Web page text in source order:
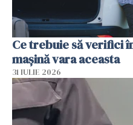
Ce trebuie să verifici
mașină vara aceasta
31 IULIE 2026